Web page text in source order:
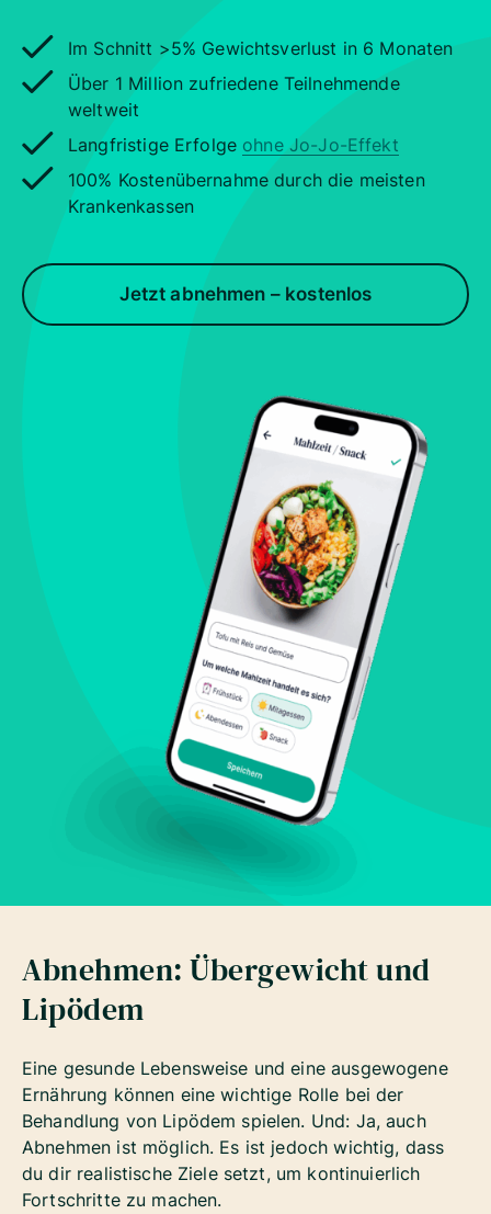
Im Schnitt >5% Gewichtsverlust in 6 Monaten
Über 1 Million zufriedene Teilnehmende
weltweit
Langfristige Erfolge ohne Jo-Jo-Effekt
100% Kostenübernahme durch die meisten
Krankenkassen
Jetzt abnehmen – kostenlos
Abnehmen: Übergewicht und
Lipödem
Eine gesunde Lebensweise und eine ausgewogene
Ernährung können eine wichtige Rolle bei der
Behandlung von Lipödem spielen. Und: Ja, auch
Abnehmen ist möglich. Es ist jedoch wichtig, dass
du dir realistische Ziele setzt, um kontinuierlich
Fortschritte zu machen.